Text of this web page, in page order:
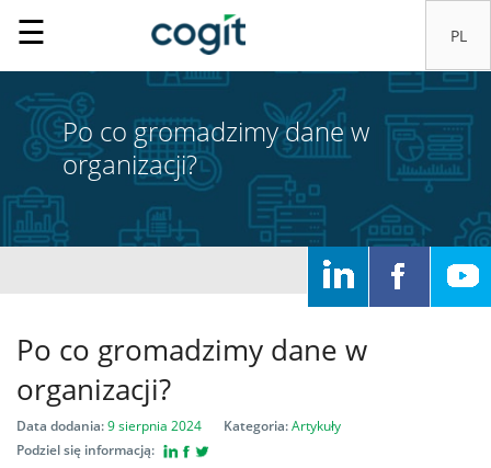
Home
Rozwiązania
Systemy
IT
☰
Po co gromadzimy dane w
organizacji?
Po co gromadzimy dane w
organizacji?
Data dodania:9 sierpnia 2024 Kategoria:Artykuły
Podziel się informacją: